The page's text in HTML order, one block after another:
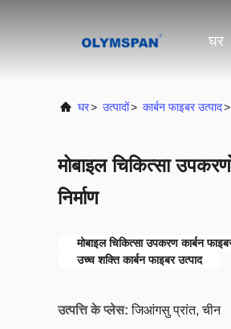
घर
घर> उत्पादों> कार्बन फाइबर उत्पाद>
मोबाइल चिकित्सा
निर्माण
मोबाइल चिकित्सा उपकरण कार्बन
उच्च शक्ति कार्बन फाइबर उत्पाद
उत्पत्ति के प्लेस: जिआंगसु प्रांत, चीन